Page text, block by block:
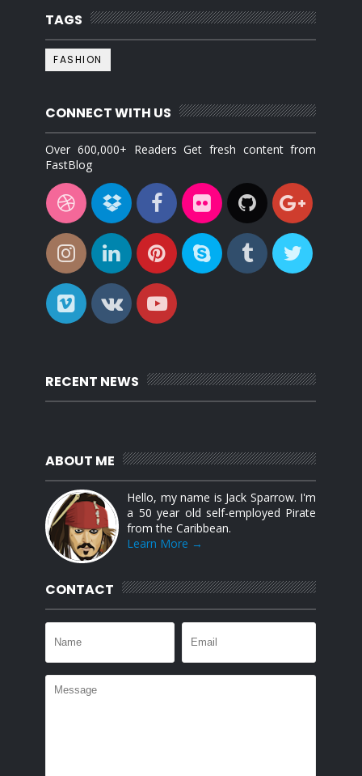
TAGS
FASHION
CONNECT WITH US
Over 600,000+ Readers Get fresh content from
FastBlog
RECENT NEWS
ABOUT ME
Hello, my name is Jack Sparrow. I'm
a 50 year old self-employed Pirate
from the Caribbean.
Learn More →
CONTACT